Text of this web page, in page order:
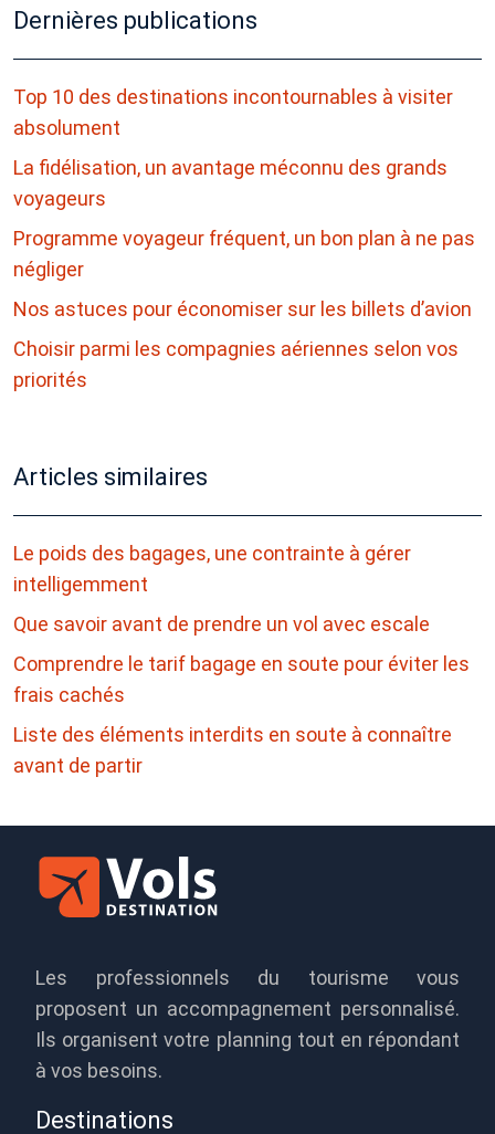
Dernières publications
Top 10 des destinations incontournables à visiter
absolument
La fidélisation, un avantage méconnu des grands
voyageurs
Programme voyageur fréquent, un bon plan à ne pas
négliger
Nos astuces pour économiser sur les billets d’avion
Choisir parmi les compagnies aériennes selon vos
priorités
Articles similaires
Le poids des bagages, une contrainte à gérer
intelligemment
Que savoir avant de prendre un vol avec escale
Comprendre le tarif bagage en soute pour éviter les
frais cachés
Liste des éléments interdits en soute à connaître
avant de partir
Les professionnels du tourisme vous
proposent un accompagnement personnalisé.
Ils organisent votre planning tout en répondant
à vos besoins.
Destinations